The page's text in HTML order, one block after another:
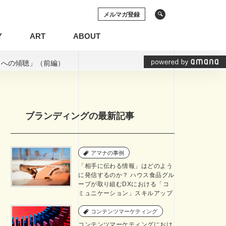
メルマガ登録
ART ABOUT
ソーシャルメディア 動画
View All Tag
View All Tag
ECサイト
グラフィックレコーディング
インナーブランディング
コンテンツマーケティング
の傾聴」（前編）
ブランディングの最新記事
アマナの事例
「相手に伝わる情報」はどのよう
に発信するのか？ ハウス食品グル
ープが取り組むDXにおける「コ
ミュニケーション」スキルアップ
コンテンツマーケティング
コンテンツマーケティングにおけ